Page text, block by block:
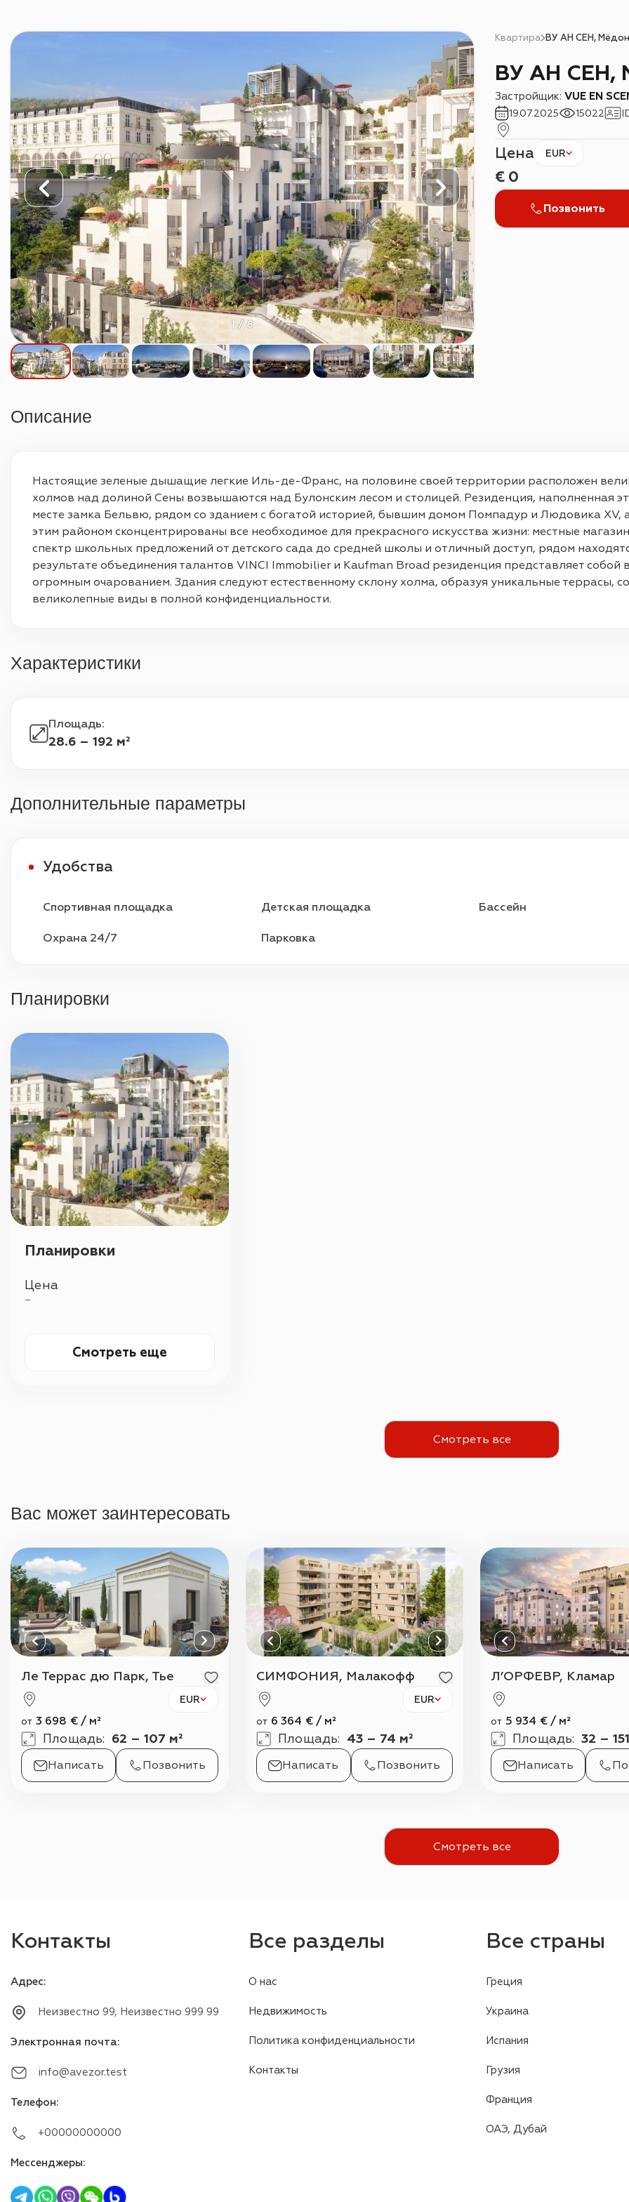
Квартира ВУ АН СЕН, Мёдон
1 / 8
ВУ АН СЕН,
Застройщик: VUE EN
19.07.2025 15022
Цена EUR
€ 0
Позвонить
Описание
Настоящие зеленые дышащие легкие Иль-де-Франс, на половине своей территории расположен
холмов над долиной Сены возвышаются над Булонским лесом и столицей. Резиденция, наполненная
месте замка Бельвю, рядом со зданием с богатой историей, бывшим домом Помпадур и Людовика XV,
этим районом сконцентрированы все необходимое для прекрасного искусства жизни: местные
спектр школьных предложений от детского сада до средней школы и отличный доступ, рядом
результате объединения талантов VINCI Immobilier и Kaufman Broad резиденция представляет
огромным очарованием. Здания следуют естественному склону холма, образуя уникальные террасы,
великолепные виды в полной конфиденциальности.
Характеристики
Площадь:
28.6 – 192 м²
Дополнительные параметры
Удобства
Спортивная площадка Детская площадка Бассейн
Охрана 24/7 Парковка
Планировки
Планировки
Цена
—
Смотреть еще
Смотреть все
Вас может заинтересовать
Ле Террас дю Парк, Тье
EUR
от 3 698 € / м²
Площадь: 62 – 107 м²
Написать Позвонить
СИМФОНИЯ, Малакофф
EUR
от 6 364 €/ м²
Площадь: 43 – 74 м²
Написать Позвонить
Л’ОРФЕВР, Кламар
от 5 934 € / м²
Площадь: 32 –
Написать
Смотреть все
Контакты
Адрес:
Неизвестно 99, Неизвестно 999 99
Электронная почта:
info@avezor.test
Телефон:
+00000000000
Мессенджеры:
Все разделы
О нас
Недвижимость
Политика конфиденциальности
Контакты
Все страны
Греция
Украина
Испания
Грузия
Франция
ОАЭ, Дубай